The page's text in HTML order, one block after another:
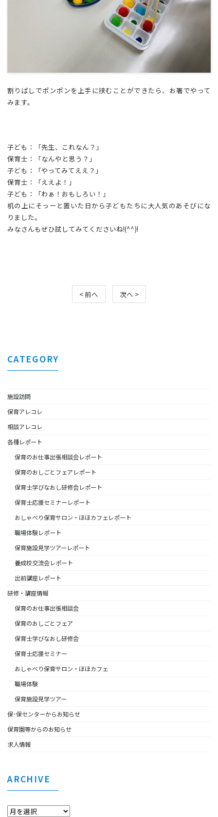
割りばしでポンポンを上手に挟むことができたら、お箸でやって
みます。
子ども：「先生、これなん？」
保育士：「なんやと思う？」
子ども：「やってみてええ？」
保育士：「ええよ！」
子ども：「わぁ！おもしろい！」
机の上にそっーと置いた日から子どもたちに大人気のあそびにな
りました。
みなさんもぜひ試してみてくださいね!(^^)!
< 前へ 次へ >
CATEGORY
施設訪問
保育アレコレ
相談アレコレ
各種レポート
保育のお仕事出張相談会レポート
保育のおしごとフェアレポート
保育士学びなおし研修会レポート
保育士応援セミナーレポート
おしゃべり保育サロン・ほほカフェレポート
職場体験レポート
保育施設見学ツアーレポート
養成校交流会レポート
出前講座レポート
研修・講座情報
保育のお仕事出張相談会
保育のおしごとフェア
保育士学びなおし研修会
保育士応援セミナー
おしゃべり保育サロン・ほほカフェ
職場体験
保育施設見学ツアー
保･保センターからお知らせ
保育園等からのお知らせ
求人情報
ARCHIVE